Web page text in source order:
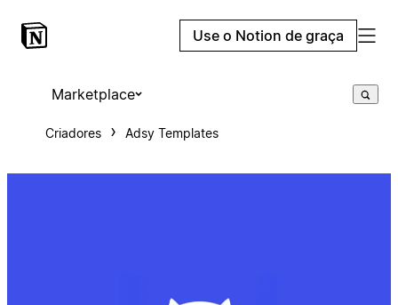
Use o Notion de graça
Marketplace
Criadores Adsy Templates